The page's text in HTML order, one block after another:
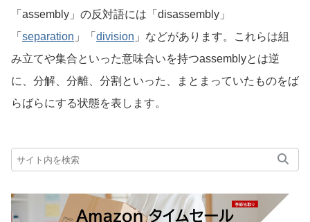
「assembly」の反対語には「disassembly」
「 separation 」「 division 」などがあります。これらは組
み立てや集合といった意味合いを持つassemblyとは逆
に、分解、分離、分割といった、まとまっていたものをば
らばらにする状態を表します。